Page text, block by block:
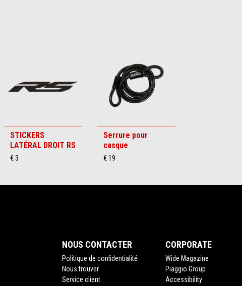
STICKERS
LATÉRAL DROIT RS
€ 3
Serrure pour
casque
€ 19
NOUS CONTACTER
Politique de confidentialité
Nous trouver
Service client
CORPORATE
Wide Magazine
Piaggio Group
Accessibility